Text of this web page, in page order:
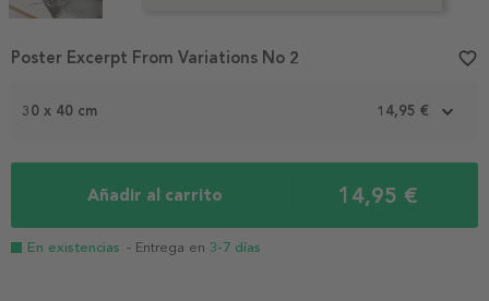
1
30 x 40 cm 14,95 €
Añadir al carrito 14,95 €
En existencias - Entrega en 3-7 días
Poster Excerpt From Variations No 2 favorite_border